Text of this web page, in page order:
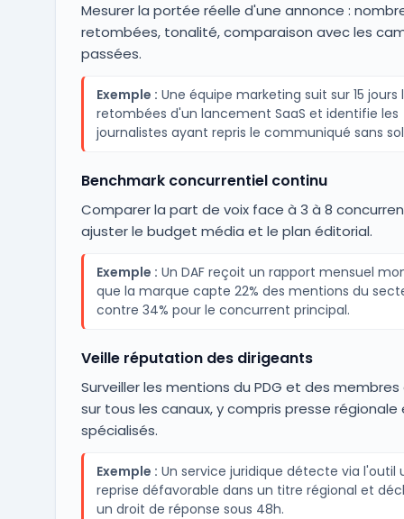
Mesurer la portée réelle d'une annonce :
retombées, tonalité, comparaison avec les
passées.
Exemple : Une équipe marketing suit sur 15 jours
retombées d'un lancement SaaS et identifie les
journalistes ayant repris le communiqué sans
Benchmark concurrentiel continu
Comparer la part de voix face à 3 à 8
ajuster le budget média et le plan éditorial.
Exemple : Un DAF reçoit un rapport mensuel
que la marque capte 22% des mentions du
contre 34% pour le concurrent principal.
Veille réputation des dirigeants
Surveiller les mentions du PDG et des
sur tous les canaux, y compris presse
spécialisés.
Exemple : Un service juridique détecte via l'outil
reprise défavorable dans un titre régional et
un droit de réponse sous 48h.